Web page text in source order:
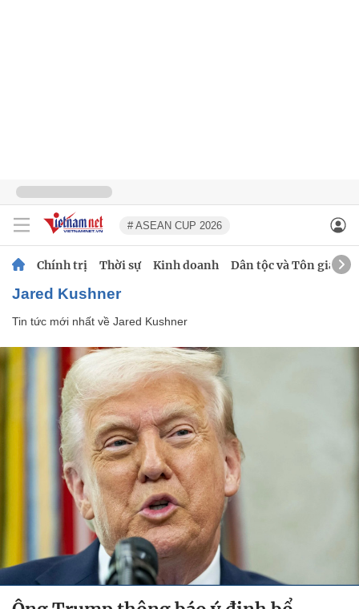
# ASEAN CUP 2026
Chính trị Thời sự Kinh doanh Dân tộc và Tôn giáo
Jared Kushner
Tin tức mới nhất về Jared Kushner